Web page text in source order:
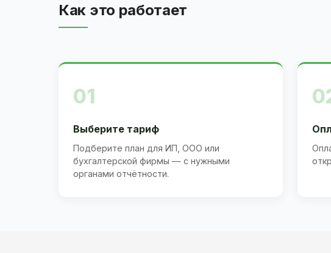
Как это работает
01
Выберите тариф
Подберите план для ИП, ООО или
бухгалтерской фирмы — с нужными
органами отчётности.